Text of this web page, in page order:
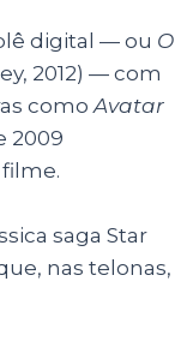
digital — ou O
2012) — com
comoAvatar
2009
saga Star
nas telonas,